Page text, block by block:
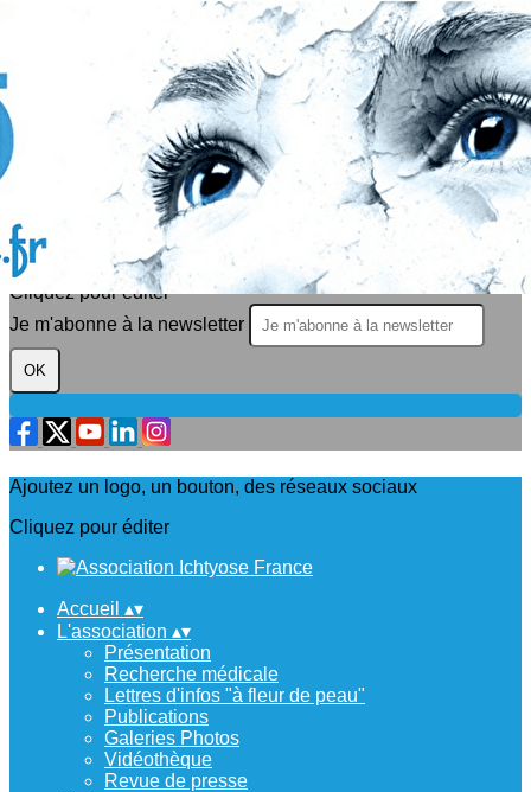
Exporter les lignes sélectionnées
Exporter toutes les colonnes
Exporter uniquement les colonnes affichées
?>
Images de la page d'accueil
Cliquez pour éditer
Texte, bouton et/ou inscription à la newsletter
Cliquez pour éditer
Je m'abonne à la newsletter
OK
Ajoutez un logo, un bouton, des réseaux sociaux
Cliquez pour éditer
Accueil ▴▾
L'association ▴▾
Présentation
Recherche médicale
Lettres d'infos "à fleur de peau"
Publications
Galeries Photos
Vidéothèque
Revue de presse